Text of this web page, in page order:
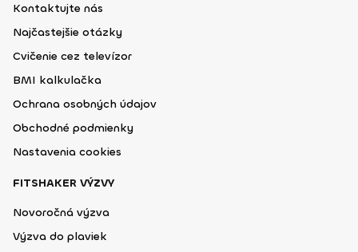
Kontaktujte nás
Najčastejšie otázky
Cvičenie cez televízor
BMI kalkulačka
Ochrana osobných údajov
Obchodné podmienky
Nastavenia cookies
FITSHAKER VÝZVY
Novoročná výzva
Výzva do plaviek